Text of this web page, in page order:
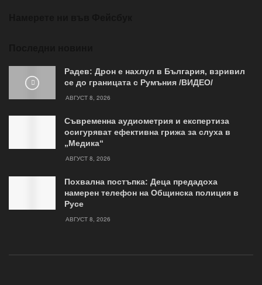
Радев: Дрон е нахлул в България, взривил
се до границата с Румъния /ВИДЕО/
АВГУСТ 8, 2026
Съвременна аудиометрия и експертиза
осигуряват ефективна грижа за слуха в
„Медика“
АВГУСТ 8, 2026
Похвална постъпка: Деца предадоха
намерен телефон на Общинска полиция в
Русе
АВГУСТ 8, 2026